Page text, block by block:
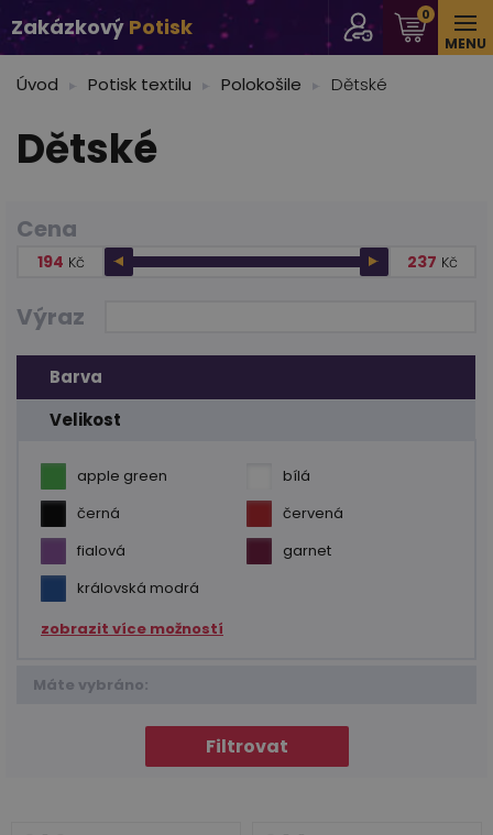
Zakázkový Potisk 0
MENU
Úvod Potisk textilu Polokošile Dětské
Dětské
Cena
194 Kč 237 Kč
Výraz
Barva
Velikost
apple green
bílá
černá
červená
fialová
garnet
královská modrá
zobrazit více možností
Máte vybráno:
Filtrovat